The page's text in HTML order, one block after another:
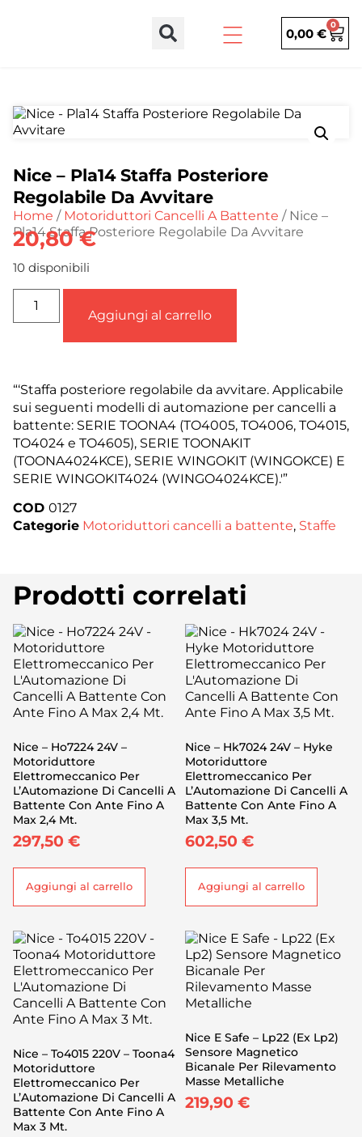
0,00 €
0
Nice – Pla14 Staffa Posteriore
Regolabile Da Avvitare
Home / Motoriduttori Cancelli A Battente / Nice –
Pla14 Staffa Posteriore Regolabile Da Avvitare
20,80€
10 disponibili
Aggiungi al carrello
“‘Staffa posteriore regolabile da avvitare. Applicabile
sui seguenti modelli di automazione per cancelli a
battente: SERIE TOONA4 (TO4005, TO4006, TO4015,
TO4024 e TO4605), SERIE TOONAKIT
(TOONA4024KCE), SERIE WINGOKIT (WINGOKCE) E
SERIE WINGOKIT4024 (WINGO4024KCE).'”
COD 0127
Categorie Motoriduttori cancelli a battente, Staffe
Prodotti correlati
Nice – Ho7224 24V –
Motoriduttore
Elettromeccanico Per
L’Automazione Di Cancelli A
Battente Con Ante Fino A
Max 2,4 Mt.
297,50 €
Aggiungi al carrello
Nice – Hk7024 24V – Hyke
Motoriduttore
Elettromeccanico Per
L’Automazione Di Cancelli A
Battente Con Ante Fino A
Max 3,5 Mt.
602,50 €
Aggiungi al carrello
Nice – To4015 220V – Toona4
Motoriduttore
Elettromeccanico Per
L’Automazione Di Cancelli A
Battente Con Ante Fino A
Max 3 Mt.
Nice E Safe – Lp22 (Ex Lp2)
Sensore Magnetico
Bicanale Per Rilevamento
Masse Metalliche
219,90 €